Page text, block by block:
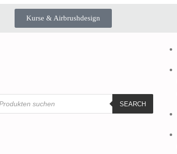
Kurse & Airbrushdesign
SEARCH